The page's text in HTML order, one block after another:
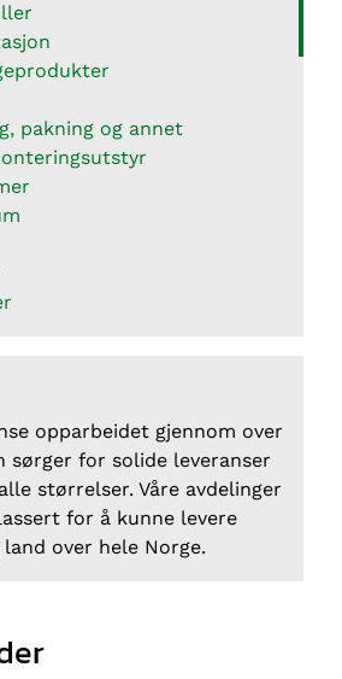
pakning og annet
opparbeidet gjennom over
sørger for solide leveranser
størrelser. Våre avdelinger
for å kunne levere
over hele Norge.